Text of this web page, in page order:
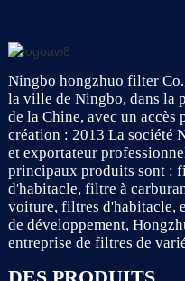
Ningbo hongzhuo filter
la ville de Ningbo, dans la
de la Chine, avec un accès
création : 2013 La société
et exportateur
principaux produits sont :
d'habitacle, filtre à
voiture, filtres d'habitacle,
de développement,
entreprise de filtres de